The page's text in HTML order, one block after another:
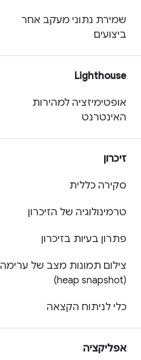
שמירת נתוני מעקב אחר
ביצועים
Lighthouse
אופטימיזציה למהירות
האינטרנט
זיכרון
סקירה כללית
טרמינולוגיה של הזיכרון
פתרון בעיות בזיכרון
צילום תמונות מצב של ערימה
(heap snapshot)
כלי לניתוח הקצאה
אפליקציה